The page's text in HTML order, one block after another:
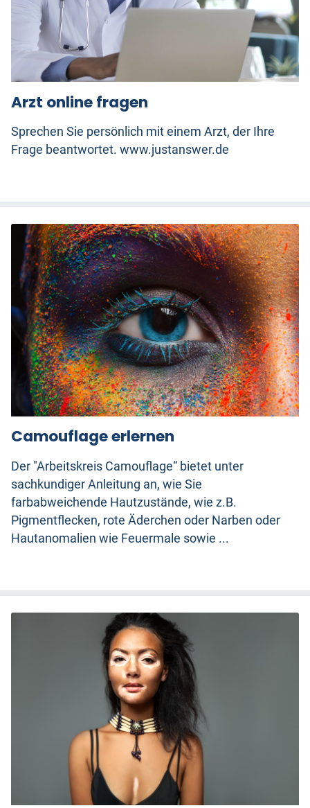
Arzt online fragen
Sprechen Sie persönlich mit einem Arzt, der Ihre
Frage beantwortet. www.justanswer.de
Camouflage erlernen
Der "Arbeitskreis Camouflage“ bietet unter
sachkundiger Anleitung an, wie Sie
farbabweichende Hautzustände, wie z.B.
Pigmentflecken, rote Äderchen oder Narben oder
Hautanomalien wie Feuermale sowie ...